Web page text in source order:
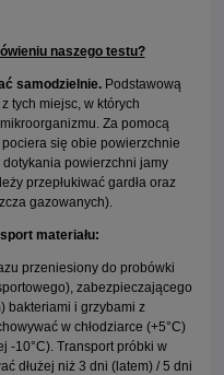
naszego testu?
samodzielnie. Podstawową
tych miejsc, w których
Za pomocą
się obie powierzchnie
dotykania powierzchni jamy
przepłukiwać gardła oraz
gazowanych).
materiału:
przeniesiony do probówki
zabezpieczającego
bakteriami i grzybami z
w chłodziarce (+5°C)
-10°C). Transport próbki w
dłużej niż 3 dni (latem) / 5 dni